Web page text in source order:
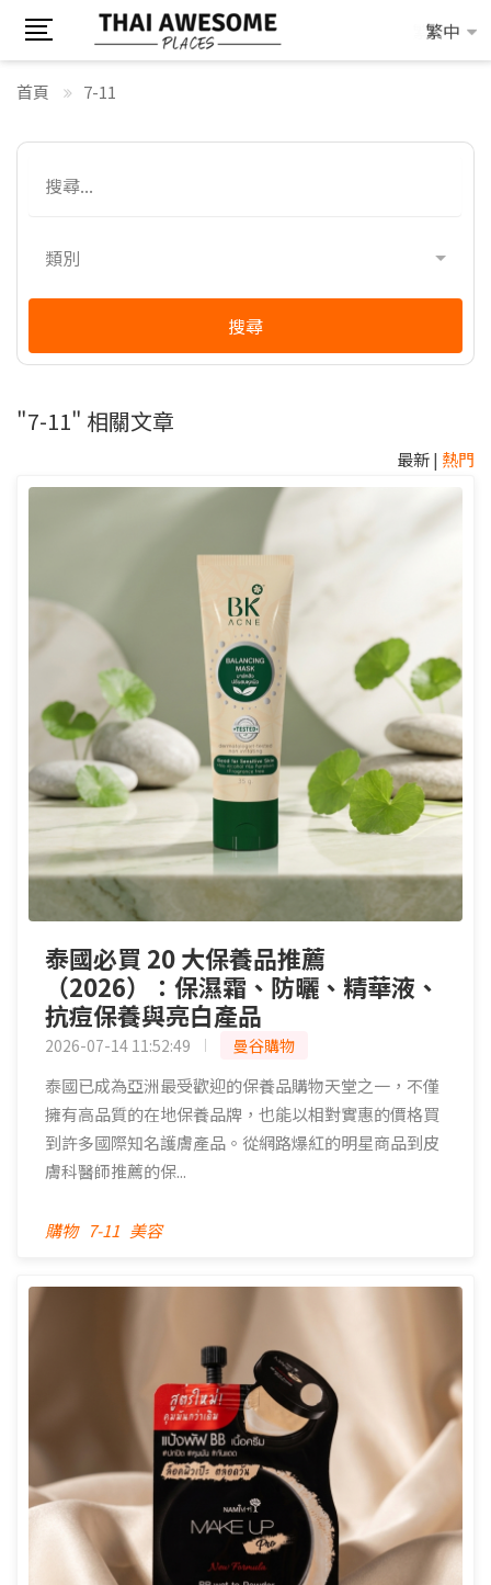
繁中
繁中
首頁 7-11
類別
搜尋
"7-11" 相關文章
最新| 熱門
泰國必買 20 大保養品推薦
（2026）：保濕霜、防曬、精華液、
抗痘保養與亮白產品
2026-07-14 11:52:49 曼谷購物
泰國已成為亞洲最受歡迎的保養品購物天堂之一，不僅
擁有高品質的在地保養品牌，也能以相對實惠的價格買
到許多國際知名護膚產品。從網路爆紅的明星商品到皮
膚科醫師推薦的保...
購物 7-11 美容